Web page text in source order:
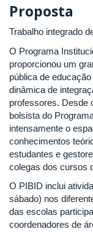
Proposta
Trabalho integrado
O Programa
proporcionou um
pública de
dinâmica de
professores. Desde
bolsista do
intensamente o
conhecimentos
estudantes e
colegas dos cursos
O PIBID inclui
sábado) nos
das escolas
coordenadores de